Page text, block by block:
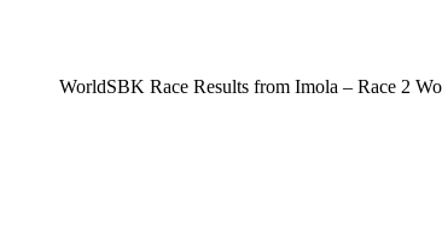
WorldSBK Race Results from Imola – Race 2